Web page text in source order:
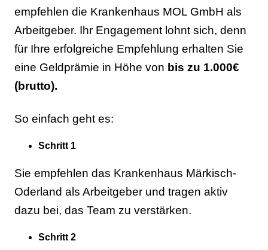
empfehlen die Krankenhaus MOL GmbH als
Arbeitgeber. Ihr Engagement lohnt sich, denn
für Ihre erfolgreiche Empfehlung erhalten Sie
eine Geldprämie in Höhe von bis zu 1.000€
(brutto).
So einfach geht es:
Schritt 1
Sie empfehlen das Krankenhaus Märkisch-
Oderland als Arbeitgeber und tragen aktiv
dazu bei, das Team zu verstärken.
Schritt 2